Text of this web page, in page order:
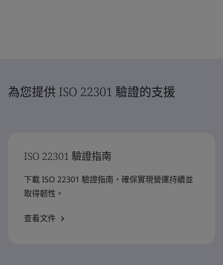
為您提供 ISO 22301 驗證的支援
ISO 22301 驗證指南
下載 ISO 22301 驗證指南，確保實現營運持續並
取得韌性。
查看文件